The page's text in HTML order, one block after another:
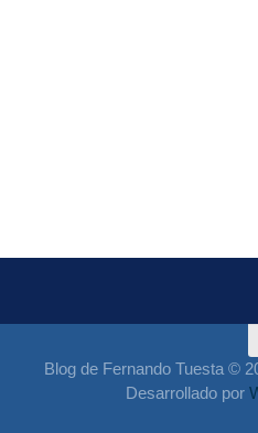
Blog de Fernando Tuesta ©
Desarrollado por